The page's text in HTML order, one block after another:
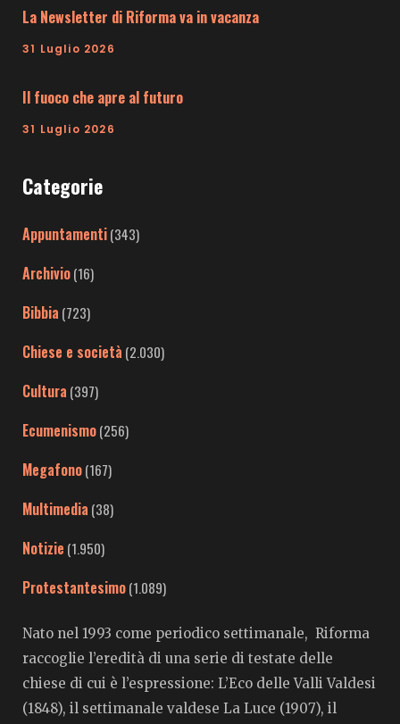
La Newsletter di Riforma va in vacanza
31 Luglio 2026
Il fuoco che apre al futuro
31 Luglio 2026
Categorie
Appuntamenti(343)
Archivio(16)
Bibbia (723)
Chiese e società (2.030)
Cultura (397)
Ecumenismo(256)
Megafono(167)
Multimedia (38)
Notizie (1.950)
Protestantesimo(1.089)
Nato nel 1993 come periodico settimanale, Riforma
raccoglie l’eredità di una serie di testate delle
chiese di cui è l’espressione: L’Eco delle Valli Valdesi
(1848), il settimanale valdese La Luce (1907), il